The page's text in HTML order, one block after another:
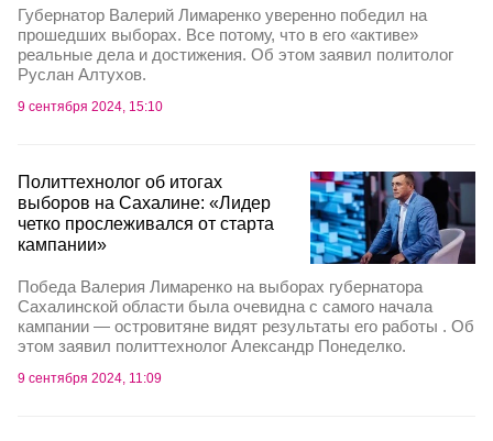
Губернатор Валерий Лимаренко уверенно победил на
прошедших выборах. Все потому, что в его «активе»
реальные дела и достижения. Об этом заявил политолог
Руслан Алтухов.
9 сентября 2024, 15:10
Политтехнолог об итогах
выборов на Сахалине: «Лидер
четко прослеживался от старта
кампании»
Победа Валерия Лимаренко на выборах губернатора
Сахалинской области была очевидна с самого начала
кампании — островитяне видят результаты его работы . Об
этом заявил политтехнолог Александр Понеделко.
9 сентября 2024, 11:09